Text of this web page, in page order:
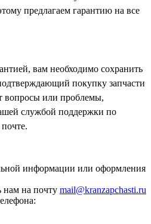
предлагаем гарантию на все
вам необходимо сохранить
покупку запчасти
вопросы или проблемы,
службой поддержки по
информации или оформления
на почту mail@kranzapchasti.ru